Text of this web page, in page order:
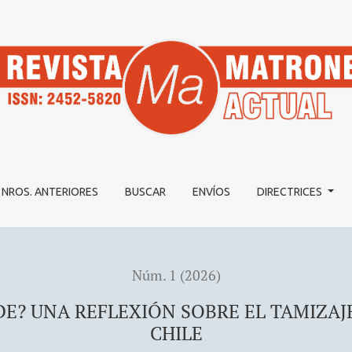
SOBRE EL TAMIZAJE DEL CÁNCER DE MAMA EN CHILE
NROS. ANTERIORES BUSCAR ENVÍOS DIRECTRICES
Núm. 1 (2026)
UNA REFLEXIÓN SOBRE EL
CHILE